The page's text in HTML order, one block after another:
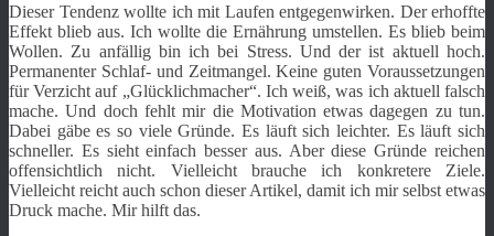
Dieser Tendenz wollte ich mit Laufen entgegenwirken. Der erhoffte
Effekt blieb aus. Ich wollte die Ernährung umstellen. Es blieb beim
Wollen. Zu anfällig bin ich bei Stress. Und der ist aktuell hoch.
Permanenter Schlaf- und Zeitmangel. Keine guten Voraussetzungen
für Verzicht auf „Glücklichmacher“. Ich weiß, was ich aktuell falsch
mache. Und doch fehlt mir die Motivation etwas dagegen zu tun.
Dabei gäbe es so viele Gründe. Es läuft sich leichter. Es läuft sich
schneller. Es sieht einfach besser aus. Aber diese Gründe reichen
offensichtlich nicht. Vielleicht brauche ich konkretere Ziele.
Vielleicht reicht auch schon dieser Artikel, damit ich mir selbst etwas
Druck mache. Mir hilft das.